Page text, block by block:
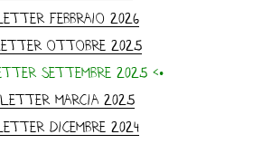
Febbraio 2026
Ottobre 2025
Settembre 2025 <•
Marcia 2025
dicembre 2024